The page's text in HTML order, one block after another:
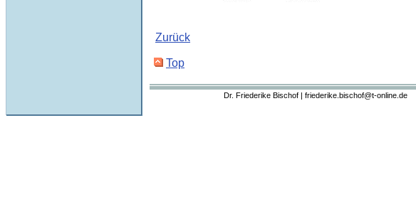
Zurück
Top
Dr. Friederike Bischof | friederike.bischof@t-online.de